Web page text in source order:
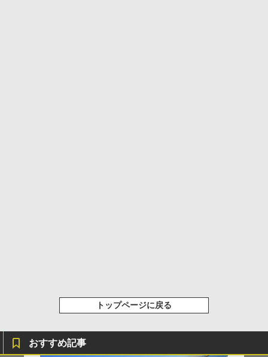
トップページに戻る
おすすめ記事